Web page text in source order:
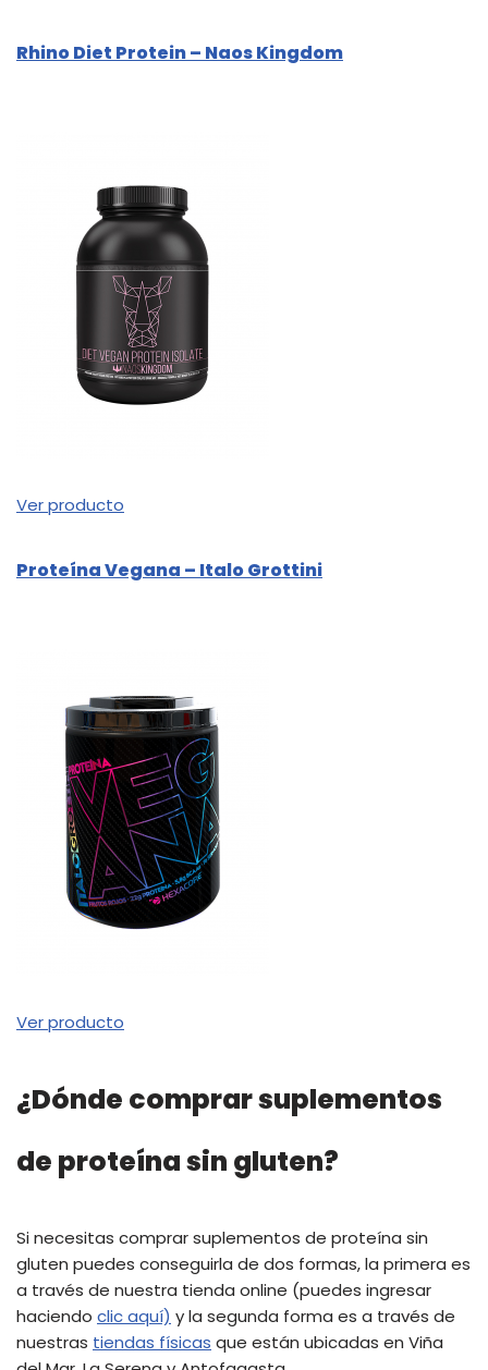
Rhino Diet Protein – Naos Kingdom
Ver producto
Proteína Vegana – Italo Grottini
Ver producto
¿Dónde comprar suplementos
de proteína sin gluten?
Si necesitas comprar suplementos de proteína sin
gluten puedes conseguirla de dos formas, la primera es
a través de nuestra tienda online (puedes ingresar
haciendo clic aquí) y la segunda forma es a través de
nuestras tiendas físicas que están ubicadas en Viña